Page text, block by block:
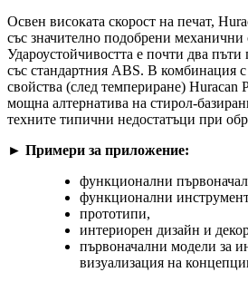
Освен високата скорост на печат,
със значително подобрени механични
Удароустойчивостта е почти два
със стандартния ABS. В комбинация
свойства (след темпериране) Huracan
мощна алтернатива на стирол-
техните типични недостатъци при
► Примери за приложение:
функционални
функционални
прототипи,
интериорен дизайн и
първоначални модели за
визуализация на